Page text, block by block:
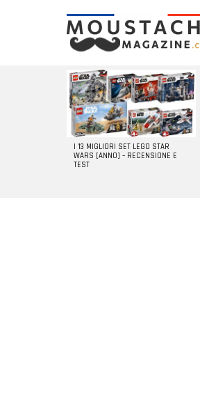
LATEST
STORIES
I 13 MIGLIORI SET LEGO STAR
WARS [ANNO] – RECENSIONE E
TEST